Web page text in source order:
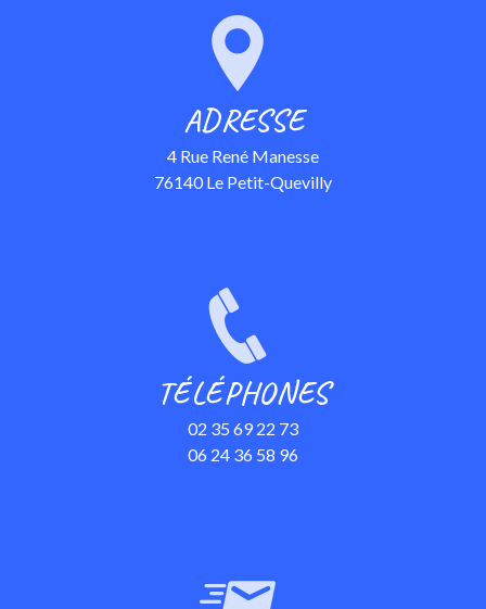
ADRESSE
4 Rue René Manesse
76140 Le Petit-Quevilly
TÉLÉPHONES
02 35 69 22 73
06 24 36 58 96